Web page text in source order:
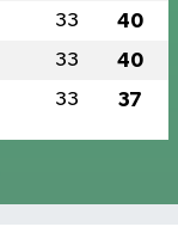
33 40
33 40
33 37